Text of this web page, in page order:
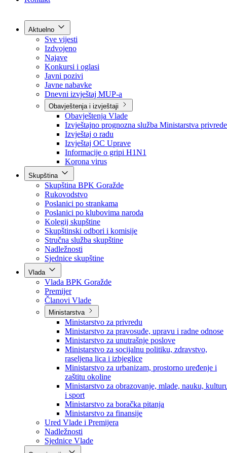
Kontakt
Aktuelno
Sve vijesti
Izdvojeno
Najave
Konkursi i oglasi
Javni pozivi
Javne nabavke
Dnevni izvještaj MUP-a
Obavještenja i izvještaji
Obavještenja Vlade
Izvještajno prognozna služba Ministarstva privrede
Izvještaj o radu
Izvještaj OC Uprave
Informacije o gripi H1N1
Korona virus
Skupština
Skupština BPK Goražde
Rukovodstvo
Poslanici po strankama
Poslanici po klubovima naroda
Kolegij skupštine
Skupštinski odbori i komisije
Stručna služba skupštine
Nadležnosti
Sjednice skupštine
Vlada
Vlada BPK Goražde
Premijer
Članovi Vlade
Ministarstva
Ministarstvo za privredu
Ministarstvo za pravosuđe, upravu i radne odnose
Ministarstvo za unutrašnje poslove
Ministarstvo za socijalnu politiku, zdravstvo,
raseljena lica i izbjeglice
Ministarstvo za urbanizam, prostorno uređenje i
zaštitu okoline
Ministarstvo za obrazovanje, mlade, nauku,
i sport
Ministarstvo za boračka pitanja
Ministarstvo za finansije
Ured Vlade i Premijera